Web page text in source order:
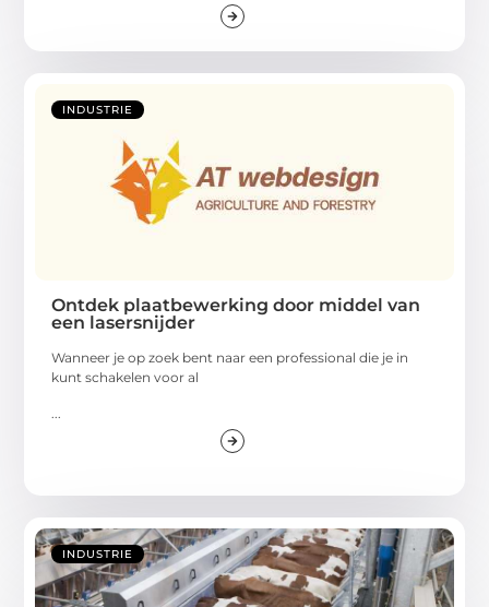
INDUSTRIE
Ontdek plaatbewerking door middel van
een lasersnijder
Wanneer je op zoek bent naar een professional die je in
kunt schakelen voor al
INDUSTRIE